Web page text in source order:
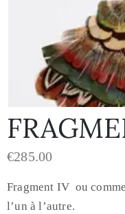
€285.00
Fragment IV ou
l’un à l’autre.